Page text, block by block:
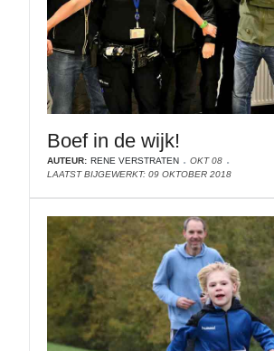
Boef in de wijk!
AUTEUR: RENE VERSTRATEN
OKT 08
LAATST BIJGEWERKT: 09 OKTOBER 2018